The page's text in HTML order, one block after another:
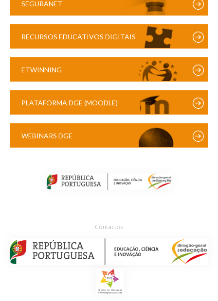
SEGURANET
RECURSOS EDUCATIVOS DIGITAIS
ETWINNING
PLATAFORMA DGE (MOODLE)
WEBINARS DGE
Contactos